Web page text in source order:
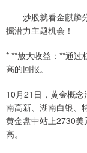
炒股就看金麒麟分
掘潜力主题机会！
* **放大收益：**通过
高的回报。
10月21日，黄金概
南高新、湖南白银、
黄金盘中站上2730
高。